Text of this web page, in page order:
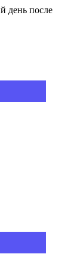
день после